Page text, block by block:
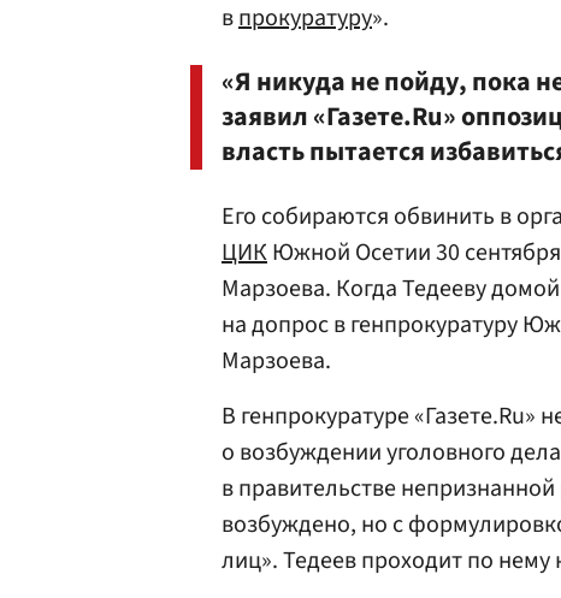
впрокуратуру».
«Я никуда не пойду, пока
заявил «Газете.Ru»
власть пытается
Его собираются обвинить в
ЦИКЮжной Осетии 30
Марзоева. Когда Тедееву
на допрос в генпрокуратуру
Марзоева.
В генпрокуратуре
о возбуждении уголовного
в правительстве
возбуждено, но с
лиц». Тедеев проходит по нему